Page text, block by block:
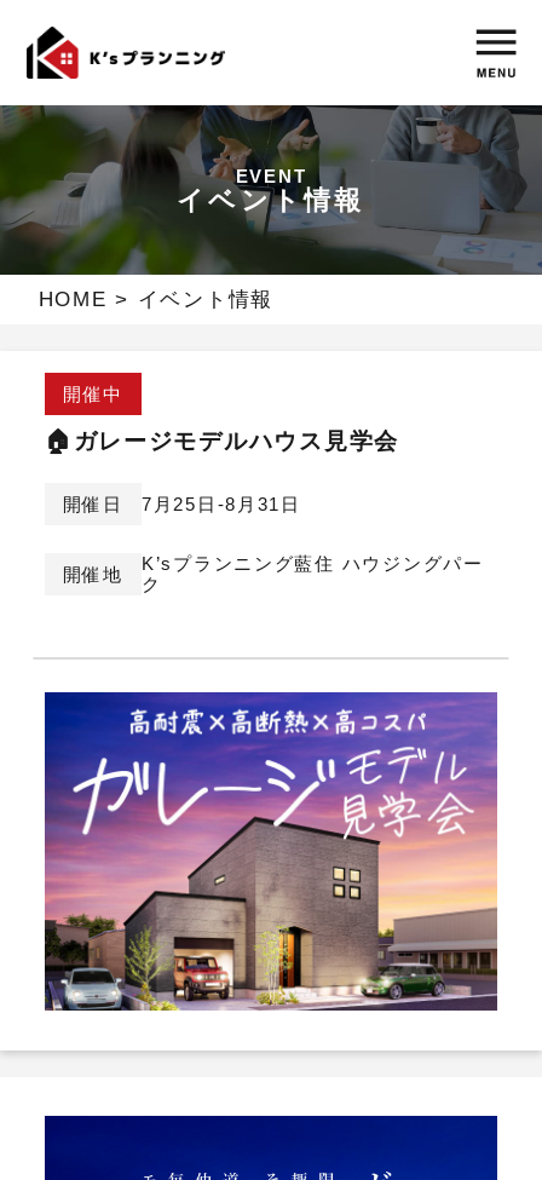
EVENT
イベント情報
HOME > イベント情報
開催中
🏠ガレージモデルハウス見学会
開催日 7月25日-8月31日
開催地
K’sプランニング藍住 ハウジングパー
ク